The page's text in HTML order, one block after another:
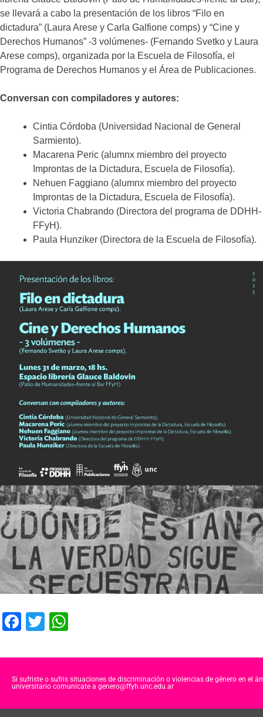
se llevará a cabo la presentación de los libros “Filo en
dictadura” (Laura Arese y Carla Galfione comps) y “Cine y
Derechos Humanos” -3 volúmenes- (Fernando Svetko y Laura
Arese comps), organizada por la Escuela de Filosofía, el
Programa de Derechos Humanos y el Área de Publicaciones.
Conversan con compiladores y autores:
Cintia Córdoba (Universidad Nacional de General
Sarmiento).
Macarena Peric (alumnx miembro del proyecto
Improntas de la Dictadura, Escuela de Filosofía).
Nehuen Faggiano (alumnx miembro del proyecto
Improntas de la Dictadura, Escuela de Filosofía).
Victoria Chabrando (Directora del programa de DDHH-
FFyH).
Paula Hunziker (Directora de la Escuela de Filosofía).
F
c
e
T
tt
er
at
s
Si sufriste o sufris situaciones de discriminación o violencias de género en el
universitario comunicate a genero@ffyh.unc.edu.ar